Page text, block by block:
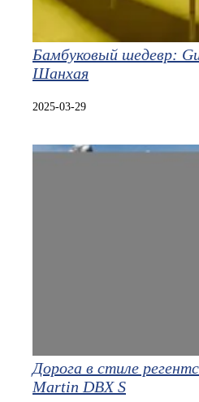
Бамбуковый шедевр:
Шанхая
2025-03-29
Дорога в стиле
Martin DBX S